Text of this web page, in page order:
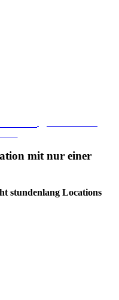
mit nur einer
stundenlang Locations